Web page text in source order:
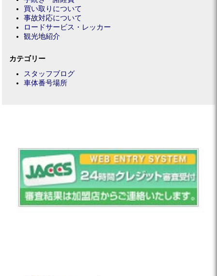
買い取りについて
事故対応について
ロードサービス・レッカー
観光地紹介
カテゴリー
スタッフブログ
車体番号場所